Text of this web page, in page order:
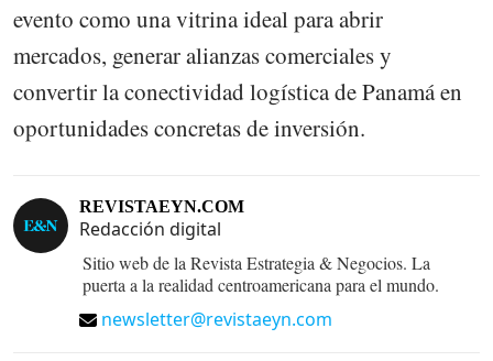
evento como una vitrina ideal para abrir
mercados, generar alianzas comerciales y
convertir la conectividad logística de Panamá en
oportunidades concretas de inversión.
REVISTAEYN.COM
Redacción digital
Sitio web de la Revista Estrategia & Negocios. La
puerta a la realidad centroamericana para el mundo.
newsletter@revistaeyn.com